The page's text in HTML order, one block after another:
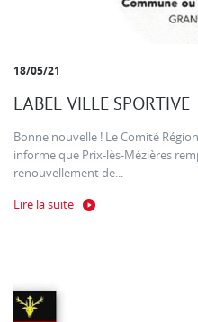
18/05/21
LABEL VILLE SPORTIVE
Bonne nouvelle ! Le Comité
informe que Prix-lès-Mézières
renouvellement de...
Lire la suite